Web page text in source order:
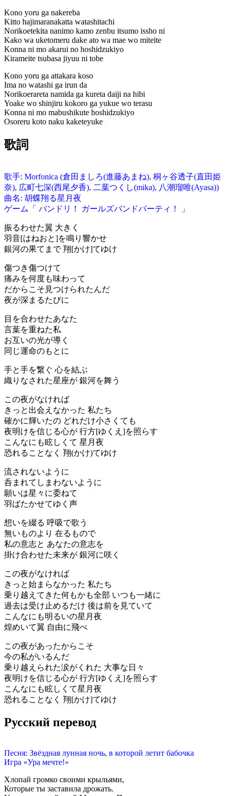
Kono yoru ga nakereba
Kitto hajimaranakatta watashitachi
Norikoetekita nanimo kamo zenbu itsumo issho ni
Kako wa uketomeru dake ato wa mae wo miteite
Konna ni mo akarui no hoshidzukiyo
Kirameite tsubasa jiyuu ni tobe
Kono yoru ga attakara koso
Ima no watashi ga irun da
Norikoerareta namida ga kureta daiji na hibi
Yoake wo shinjiru kokoro ga yukue wo terasu
Konna ni mo mabushikute hoshidzukiyo
Osoreru koto naku kaketeyuke
歌詞
歌手: Morfonica (倉田ましろ(進藤あまね), 桐ヶ谷透子(直田姫
奈), 広町七深(西尾夕香), 二葉つくし(mika), 八潮瑠唯(Ayasa))
曲名: 胡蝶翔る星⽉夜
ゲーム「 バンドリ！ ガールズバンドパーティ！ 」
振るわせた翼 大きく
羽音[はねおと]を鳴り響かせ
銀河の果てまで 翔[かけ]てゆけ
傷つき傷つけて
痛みを何度も味わって
だからこそ見つけられたんだ
夜が深まるたびに
目を合わせたあなた
言葉を重ねた私
お互いの光が導く
同じ運命のもとに
手と手を繋ぐ 心を結ぶ
織りなされた星座が 銀河を舞う
この夜がなければ
きっと出会えなかった 私たち
確かに輝いたの どれだけ小さくても
夜明けを信じる心が 行方[ゆくえ]を照らす
こんなにも眩しくて 星月夜
恐れることなく 翔(かけ)てゆけ
流されないように
呑まれてしまわないように
願いは星々に委ねて
羽ばたかせてゆく声
想いを綴る 呼吸で歌う
無いものより 在るもので
私の意志と あなたの意志を
掛け合わせた未来が 銀河に咲く
この夜がなければ
きっと始まらなかった 私たち
乗り越えてきた何もかも全部 いつも一緒に
過去は受け止めるだけ 後は前を見ていて
こんなにも明るいの星月夜
煌めいて翼 自由に飛べ
この夜があったからこそ
今の私がいるんだ
乗り越えられた涙がくれた 大事な日々
夜明けを信じる心が 行方[ゆくえ]を照らす
こんなにも眩しくて星月夜
恐れることなく 翔[かけ]てゆけ
Русский перевод
Песня: Звёздная лунная ночь, в которой летит бабочка
Игра «Ура мечте!»
Хлопай громко своими крыльями,
Которые ты заставила дрожать.